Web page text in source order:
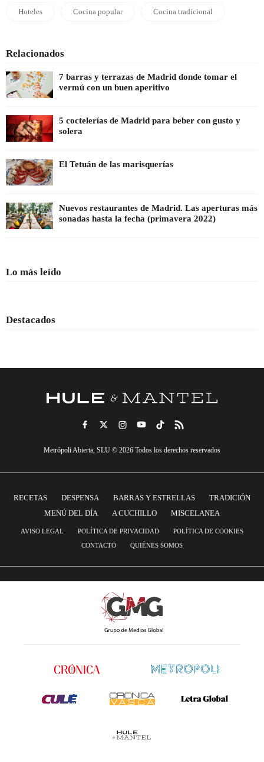
Hoteles Cocina popular Cocina tradicional
Relacionados
7 barras y terrazas de Madrid donde tomar el
vermú con un buen aperitivo
5 coctelerías de Madrid para beber con gusto y
solera
El Tetuán de las marisquerías
Nuevos restaurantes de Madrid. Las aperturas más
sonadas hasta la fecha (primavera 2022)
Lo más leído
Destacados
Metrópoli Abierta, SLU © 2026 Todos los derechos reservados
RECETAS DESPENSA BARRAS Y ESTRELLAS
TRADICIÓN
MENÚ DEL DÍA
A CUCHILLO MISCELANEA
AVISO LEGAL POLÍTICA DE PRIVACIDAD
POLÍTICA DE COOKIES
CONTACTO
QUIÉNES SOMOS